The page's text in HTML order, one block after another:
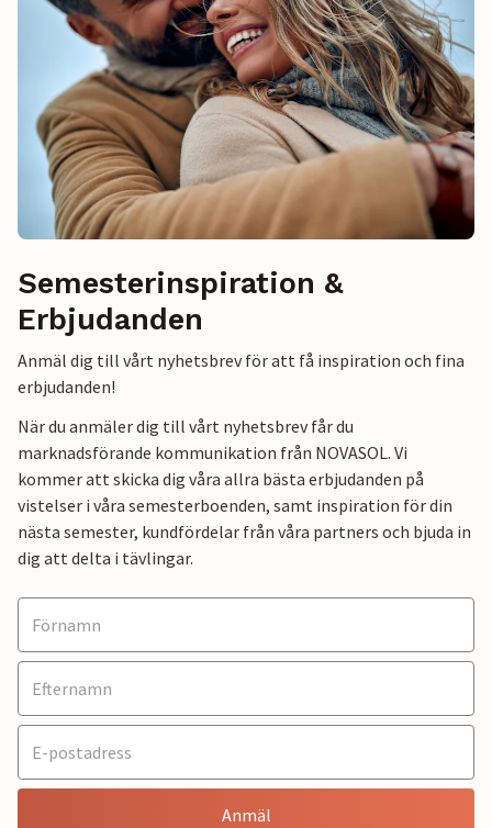
Semesterinspiration &
Erbjudanden
Anmäl dig till vårt nyhetsbrev för att få inspiration och fina
erbjudanden!
När du anmäler dig till vårt nyhetsbrev får du
marknadsförande kommunikation från NOVASOL. Vi
kommer att skicka dig våra allra bästa erbjudanden på
vistelser i våra semesterboenden, samt inspiration för din
nästa semester, kundfördelar från våra partners och bjuda in
dig att delta i tävlingar.
Anmäl